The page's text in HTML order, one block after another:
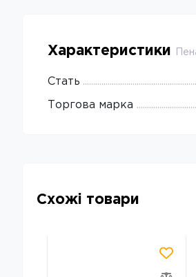
Характеристики
Стать
Торгова марка
Схожі товари